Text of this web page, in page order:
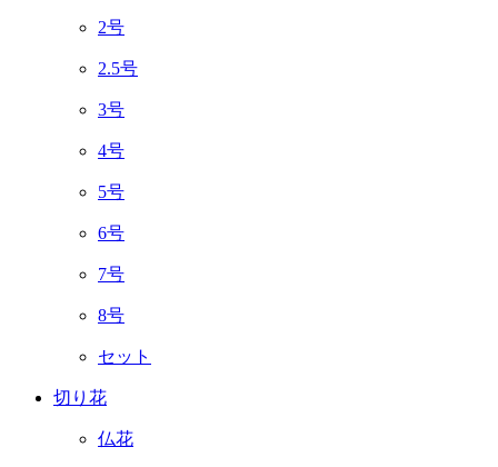
2号
2.5号
3号
4号
5号
6号
7号
8号
セット
切り花
仏花